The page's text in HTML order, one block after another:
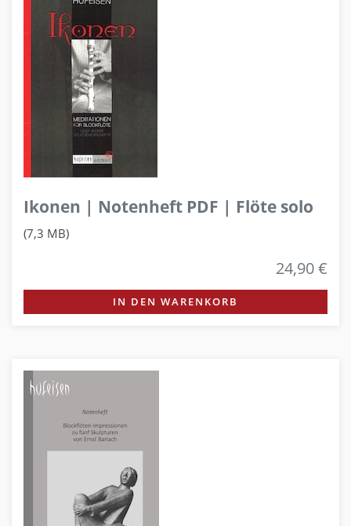
Ikonen | Notenheft PDF | Flöte solo
(7,3 MB)
24,90 €
IN DEN WARENKORB